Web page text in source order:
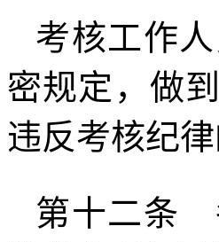
考核工作
密规定，做
违反考核纪
第十二条